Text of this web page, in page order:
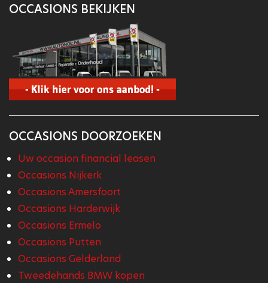
OCCASIONS BEKIJKEN
OCCASIONS DOORZOEKEN
Uw occasion financial leasen
Occasions Nijkerk
Occasions Amersfoort
Occasions Harderwijk
Occasions Ermelo
Occasions Putten
Occasions Gelderland
Tweedehands BMW kopen